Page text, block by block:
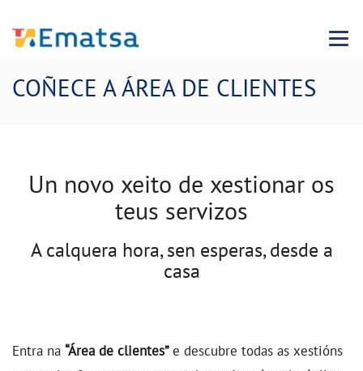
Menu
COÑECE A ÁREA DE CLIENTES
Un novo xeito de xestionar os
teus servizos
A calquera hora, sen esperas, desde a
casa
Entra na “Área de clientes”e descubre todas as xestións